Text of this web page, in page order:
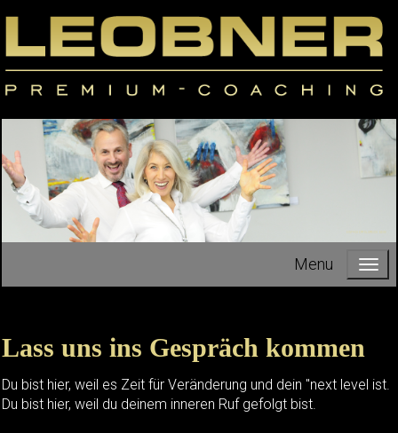
Menu
Lass uns ins Gespräch kommen
Du bist hier, weil es Zeit für Veränderung und dein "next level ist.
Du bist hier, weil du deinem inneren Ruf gefolgt bist.